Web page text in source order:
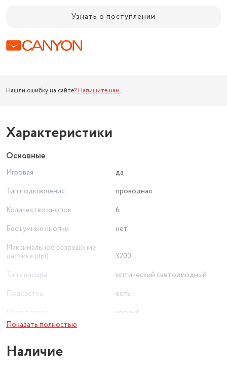
Узнать о поступлении
Нашли ошибку на сайте? Напишите нам.
Характеристики
Основные
Игровая
да
Тип подключения
проводная
Количество кнопок
6
Бесшумные кнопки
нет
Максимальное разрешение
датчика (dpi)
3200
Тип сенсора
оптический светодиодный
Подсветка
есть
черный
Показать полностью
Наличие